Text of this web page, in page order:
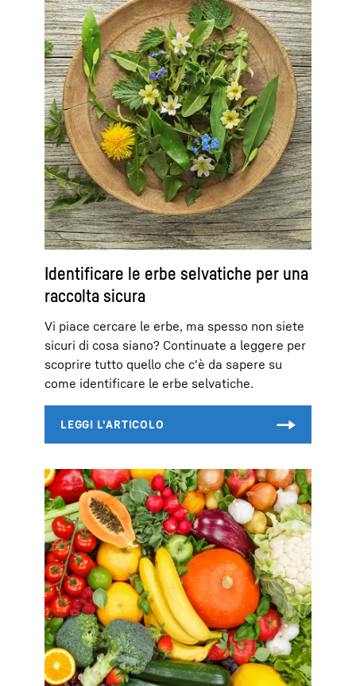
Identificare le erbe selvatiche per una
raccolta sicura
Vi piace cercare le erbe, ma spesso non siete
sicuri di cosa siano? Continuate a leggere per
scoprire tutto quello che c'è da sapere su
come identificare le erbe selvatiche.